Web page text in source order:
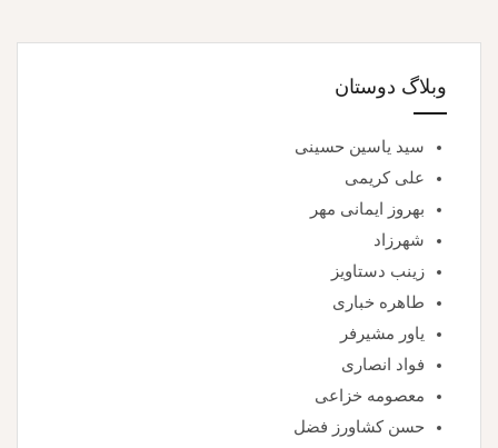
وبلاگ دوستان
سید یاسین حسینی
علی کریمی
بهروز ایمانی مهر
شهرزاد
زینب دستاویز
طاهره خباری
یاور مشیرفر
فواد انصاری
معصومه خزاعی
حسن کشاورز فضل